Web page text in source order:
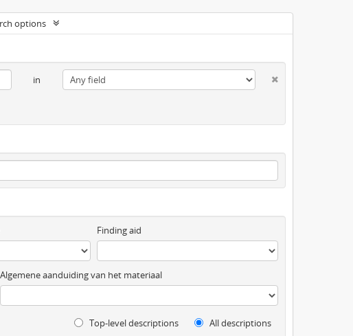
options
in
Finding aid
Algemene aanduiding van het materiaal
Top-level descriptions All descriptions